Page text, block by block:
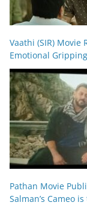
Vaathi (SIR)
Emotional
Pathan Movie
Salman’s Cameo